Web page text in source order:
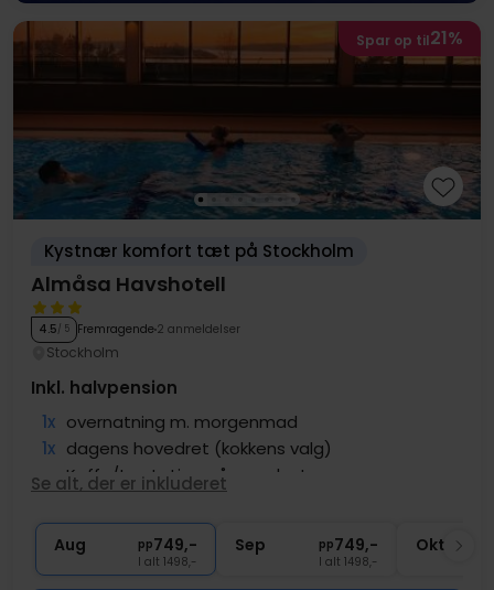
Spar op til21%
Kystnær komfort tæt på Stockholm
Almåsa Havshotell
4.5/ 5 Fremragende 2 anmeldelser
Stockholm
Inkl. halvpension
1x overnatning m. morgenmad
1x dagens hovedret (kokkens valg)
∞
Kaffe/te station på værelset
∞ Gratis parkering
Se alt, der er inkluderet
Aug pp749,-
I alt 1498,-
Sep pp749,-
I alt 1498,-
Okt